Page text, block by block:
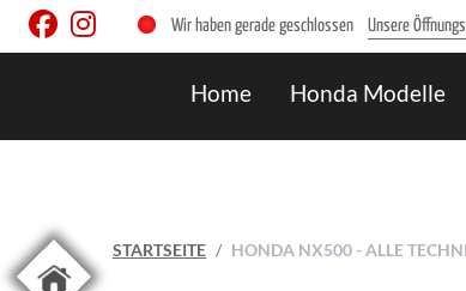
Wir haben gerade geschlossen Unsere
Home Honda Modelle
STARTSEITE HONDA NX500 - ALLE